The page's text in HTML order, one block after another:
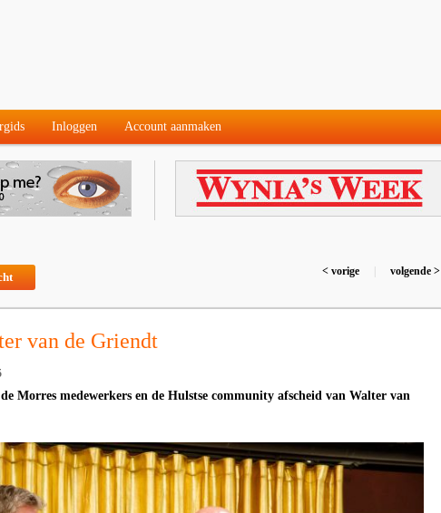
Inloggen Account aanmaken
< vorige volgende >
van de Griendt
Morres medewerkers en de Hulstse community afscheid van Walter van